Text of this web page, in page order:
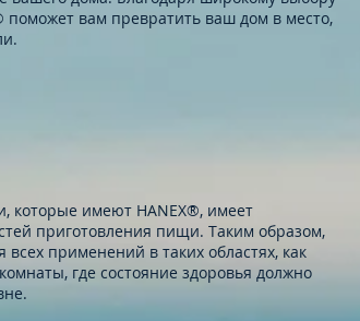
вам превратить ваш дом в место,
которые имеют HANEX®, имеет
приготовления пищи. Таким образом,
применений в таких областях, как
где состояние здоровья должно